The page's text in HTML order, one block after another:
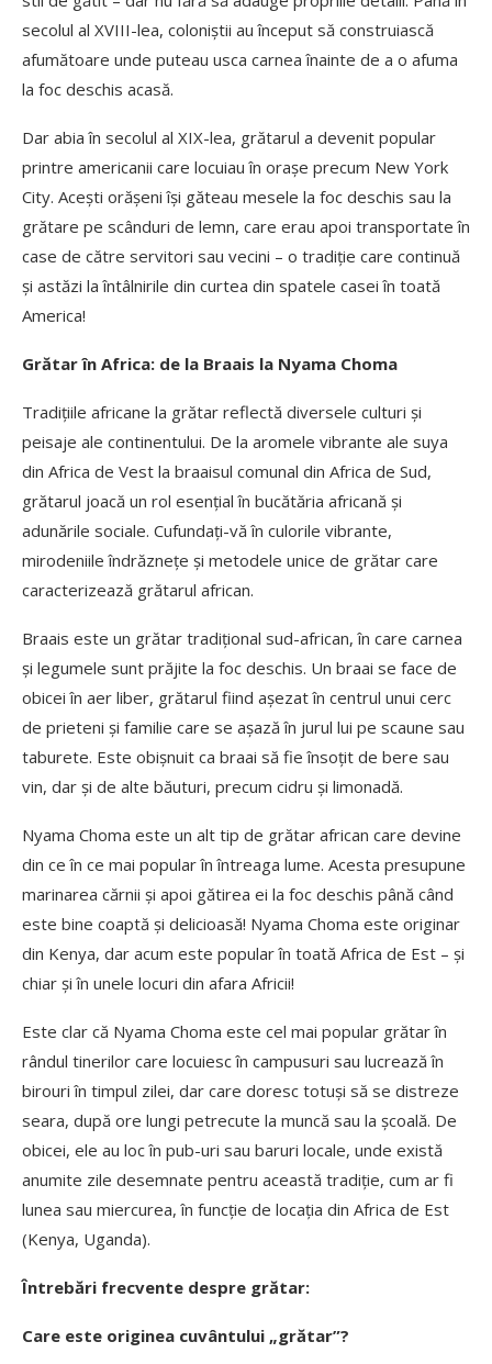
secolul al XVIII-lea, coloniștii au început să construiască
afumătoare unde puteau usca carnea înainte de a o afuma
la foc deschis acasă.
Dar abia în secolul al XIX-lea, grătarul a devenit popular
printre americanii care locuiau în orașe precum New York
City. Acești orășeni își găteau mesele la foc deschis sau la
grătare pe scânduri de lemn, care erau apoi transportate în
case de către servitori sau vecini – o tradiție care continuă
și astăzi la întâlnirile din curtea din spatele casei în toată
America!
Grătar în Africa: de la Braais la Nyama Choma
Tradițiile africane la grătar reflectă diversele culturi și
peisaje ale continentului. De la aromele vibrante ale suya
din Africa de Vest la braaisul comunal din Africa de Sud,
grătarul joacă un rol esențial în bucătăria africană și
adunările sociale. Cufundați-vă în culorile vibrante,
mirodeniile îndrăznețe și metodele unice de grătar care
caracterizează grătarul african.
Braais este un grătar tradițional sud-african, în care carnea
și legumele sunt prăjite la foc deschis. Un braai se face de
obicei în aer liber, grătarul fiind așezat în centrul unui cerc
de prieteni și familie care se așază în jurul lui pe scaune sau
taburete. Este obișnuit ca braai să fie însoțit de bere sau
vin, dar și de alte băuturi, precum cidru și limonadă.
Nyama Choma este un alt tip de grătar african care devine
din ce în ce mai popular în întreaga lume. Acesta presupune
marinarea cărnii și apoi gătirea ei la foc deschis până când
este bine coaptă și delicioasă! Nyama Choma este originar
din Kenya, dar acum este popular în toată Africa de Est – și
chiar și în unele locuri din afara Africii!
Este clar că Nyama Choma este cel mai popular grătar în
rândul tinerilor care locuiesc în campusuri sau lucrează în
birouri în timpul zilei, dar care doresc totuși să se distreze
seara, după ore lungi petrecute la muncă sau la școală. De
obicei, ele au loc în pub-uri sau baruri locale, unde există
anumite zile desemnate pentru această tradiție, cum ar fi
lunea sau miercurea, în funcție de locația din Africa de Est
(Kenya, Uganda).
Întrebări frecvente despre grătar:
Care este originea cuvântului „grătar”?